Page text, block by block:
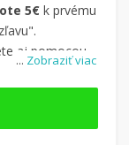
... Zobraziť viac
5€ k prvému
aj pomocou
služby
(Následne